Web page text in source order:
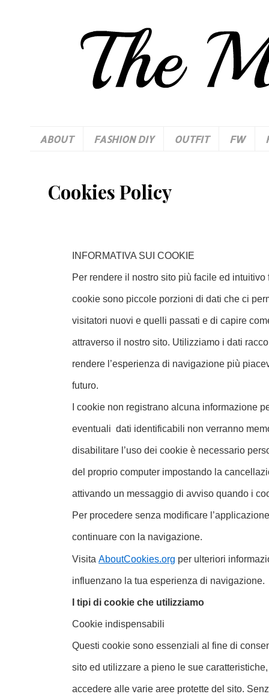
ABOUT FASHION DIY OUTFIT FW
Cookies Policy
INFORMATIVA SUI COOKIE
Per rendere il nostro sito più facile ed
cookie sono piccole porzioni di dati che ci
visitatori nuovi e quelli passati e di capire
attraverso il nostro sito. Utilizziamo i dati
rendere l’esperienza di navigazione più
futuro.
I cookie non registrano alcuna informazione
eventuali dati identificabili non verranno
disabilitare l’uso dei cookie è necessario
del proprio computer impostando la
attivando un messaggio di avviso quando i
Per procedere senza modificare
continuare con la navigazione.
Visita AboutCookies.org per ulteriori
influenzano la tua esperienza di navigazione.
I tipi di cookie che utilizziamo
Cookie indispensabili
Questi cookie sono essenziali al fine di
sito ed utilizzare a pieno le sue
accedere alle varie aree protette del sito.